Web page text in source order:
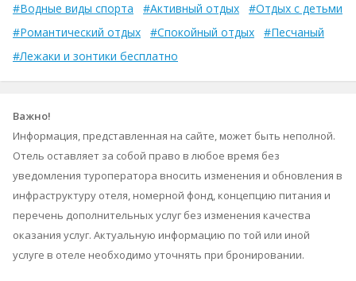
#Водные виды спорта
#Активный отдых
#Отдых с детьми
#Романтический отдых
#Спокойный отдых
#Песчаный
#Лежаки и зонтики бесплатно
Важно!
Информация, представленная на сайте, может быть неполной.
Отель оставляет за собой право в любое время без
уведомления туроператора вносить изменения и обновления в
инфраструктуру отеля, номерной фонд, концепцию питания и
перечень дополнительных услуг без изменения качества
оказания услуг. Актуальную информацию по той или иной
услуге в отеле необходимо уточнять при бронировании.